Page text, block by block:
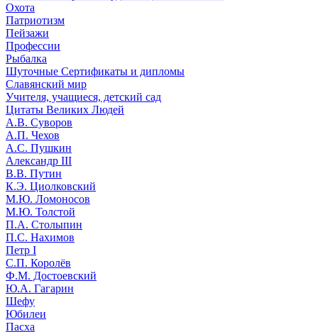
Охота
Патриотизм
Пейзажи
Профессии
Рыбалка
Шуточные Сертификаты и дипломы
Славянский мир
Учителя, учащиеся, детский сад
Цитаты Великих Людей
А.В. Суворов
А.П. Чехов
А.С. Пушкин
Александр III
В.В. Путин
К.Э. Циолковский
М.Ю. Ломоносов
М.Ю. Толстой
П.А. Столыпин
П.С. Нахимов
Петр I
С.П. Королёв
Ф.М. Достоевский
Ю.А. Гагарин
Шефу
Юбилеи
Пасха